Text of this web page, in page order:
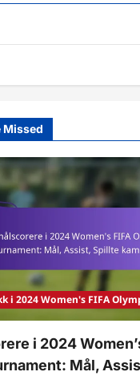
Missed
i 2024 Women's FIFA
i 2024
Mål,